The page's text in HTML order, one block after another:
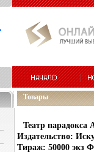
Товары
Театр парадокса
Издательство:
Тираж: 50000 экз